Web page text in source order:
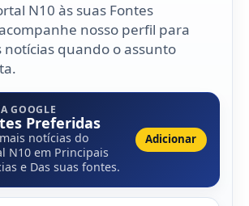
N10 às suas Fontes
nosso perfil para
notícias quando o assunto
GOOGLE
Preferidas
notícias do
N10 em Principais
e Das suas fontes.
Adicionar